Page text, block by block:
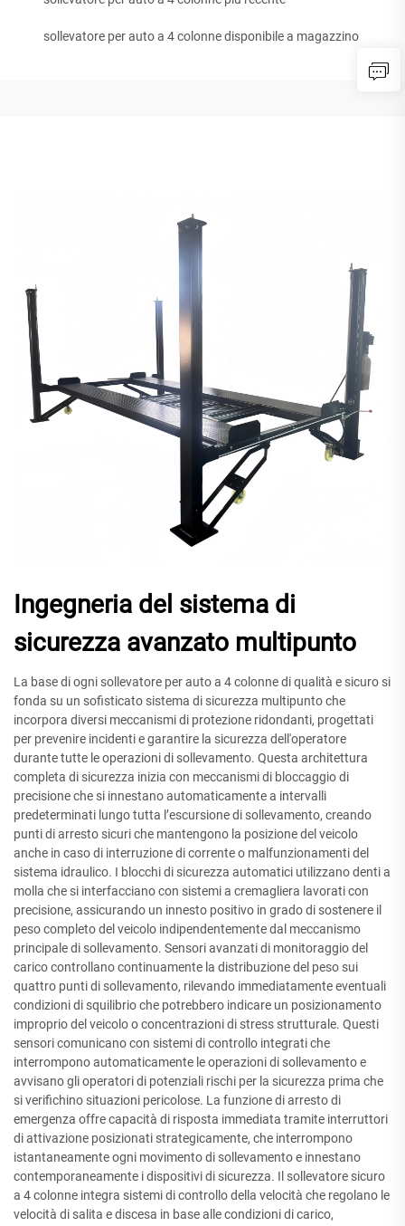
sollevatore per auto a 4 colonne disponibile a magazzino
Ingegneria del sistema di
sicurezza avanzato multipunto
La base di ogni sollevatore per auto a 4 colonne di qualità e sicuro si
fonda su un sofisticato sistema di sicurezza multipunto che
incorpora diversi meccanismi di protezione ridondanti, progettati
per prevenire incidenti e garantire la sicurezza dell'operatore
durante tutte le operazioni di sollevamento. Questa architettura
completa di sicurezza inizia con meccanismi di bloccaggio di
precisione che si innestano automaticamente a intervalli
predeterminati lungo tutta l’escursione di sollevamento, creando
punti di arresto sicuri che mantengono la posizione del veicolo
anche in caso di interruzione di corrente o malfunzionamenti del
sistema idraulico. I blocchi di sicurezza automatici utilizzano denti a
molla che si interfacciano con sistemi a cremagliera lavorati con
precisione, assicurando un innesto positivo in grado di sostenere il
peso completo del veicolo indipendentemente dal meccanismo
principale di sollevamento. Sensori avanzati di monitoraggio del
carico controllano continuamente la distribuzione del peso sui
quattro punti di sollevamento, rilevando immediatamente eventuali
condizioni di squilibrio che potrebbero indicare un posizionamento
improprio del veicolo o concentrazioni di stress strutturale. Questi
sensori comunicano con sistemi di controllo integrati che
interrompono automaticamente le operazioni di sollevamento e
avvisano gli operatori di potenziali rischi per la sicurezza prima che
si verifichino situazioni pericolose. La funzione di arresto di
emergenza offre capacità di risposta immediata tramite interruttori
di attivazione posizionati strategicamente, che interrompono
istantaneamente ogni movimento di sollevamento e innestano
contemporaneamente i dispositivi di sicurezza. Il sollevatore sicuro
a 4 colonne integra sistemi di controllo della velocità che regolano le
velocità di salita e discesa in base alle condizioni di carico,